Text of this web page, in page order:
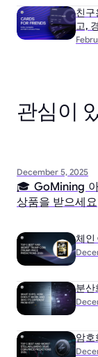
친구
고,
관심이
December 5, 2025
🎓 GoMining
상품을 받으세요
체인
분산
암호